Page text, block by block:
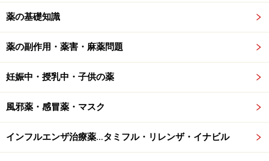
薬の基礎知識
薬の副作用・薬害・麻薬問題
妊娠中・授乳中・子供の薬
風邪薬・感冒薬・マスク
インフルエンザ治療薬…タミフル・リレンザ・イナビル